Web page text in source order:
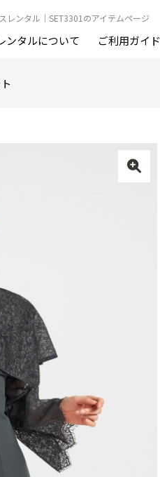
レンタル｜SET3301のアイテムページ
ンタルについて ご利用ガイド